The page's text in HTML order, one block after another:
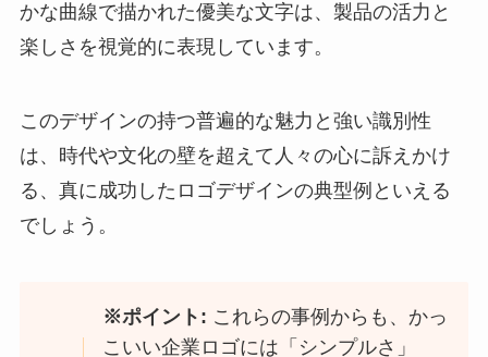
かな曲線で描かれた優美な文字は、製品の活力と
楽しさを視覚的に表現しています。
このデザインの持つ普遍的な魅力と強い識別性
は、時代や文化の壁を超えて人々の心に訴えかけ
る、真に成功したロゴデザインの典型例といえる
でしょう。
※ポイント: これらの事例からも、かっ
こいい企業ロゴには「シンプルさ」